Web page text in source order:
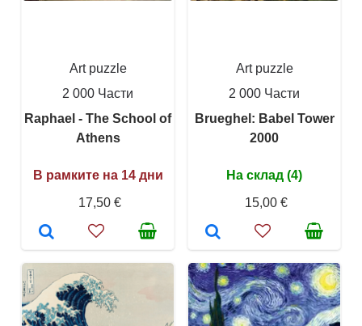
Art puzzle
2 000 Части
Raphael - The School of
Athens
В рамките на 14 дни
17,50 €
Art puzzle
2 000 Части
Brueghel: Babel Tower
2000
На склад (4)
15,00 €